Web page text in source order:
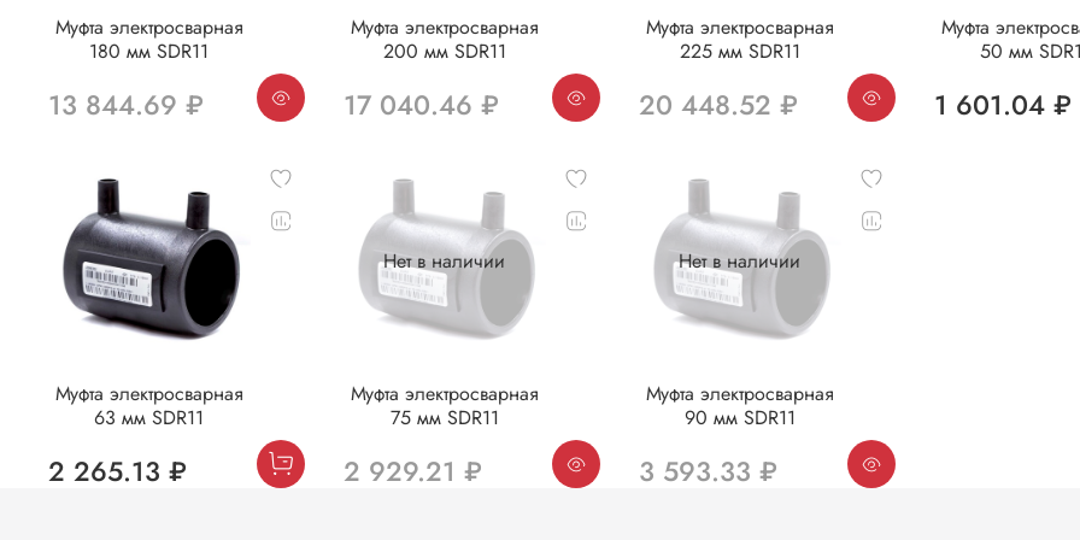
Муфта электросварная
180 мм SDR11
13 844.69 ₽
Муфта электросварная
200 мм SDR11
17 040.46 ₽
Муфта электросварная
225 мм SDR11
20 448.52 ₽
Муфта
50 мм
1 601.04 ₽
Муфта электросварная
63 мм SDR11
2 265.13 ₽
Нет в наличии
Муфта электросварная
75 мм SDR11
2 929.21 ₽
Нет в наличии
Муфта электросварная
90 мм SDR11
3 593.33 ₽